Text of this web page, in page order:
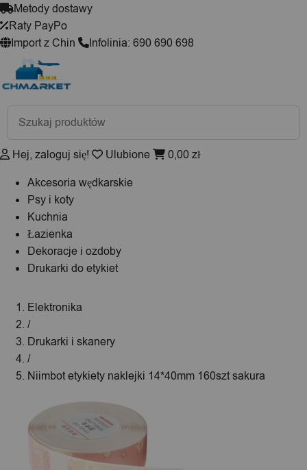
Metody dostawy
Raty PayPo
Import z Chin
Infolinia: 690 690 698
Wyszukiwarka
produktów
Hej, zaloguj się! Ulubione 0,00 zł
Akcesoria wędkarskie
Psy i koty
Kuchnia
Łazienka
Dekoracje i ozdoby
Drukarki do etykiet
Elektronika
/
Drukarki i skanery
/
Niimbot etykiety naklejki 14*40mm 160szt sakura